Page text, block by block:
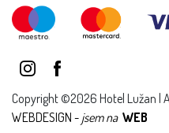
Copyright ©2026 Hotel Lužan |
WEBDESIGN - jsem na WEB